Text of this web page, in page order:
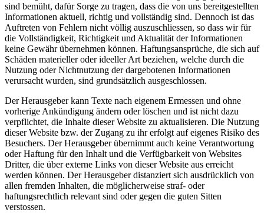
sind bemüht, dafür Sorge zu tragen, dass die von uns bereitgestellten
Informationen aktuell, richtig und vollständig sind. Dennoch ist das
Auftreten von Fehlern nicht völlig auszuschliessen, so dass wir für
die Vollständigkeit, Richtigkeit und Aktualität der Informationen
keine Gewähr übernehmen können. Haftungsansprüche, die sich auf
Schäden materieller oder ideeller Art beziehen, welche durch die
Nutzung oder Nichtnutzung der dargebotenen Informationen
verursacht wurden, sind grundsätzlich ausgeschlossen.
Der Herausgeber kann Texte nach eigenem Ermessen und ohne
vorherige Ankündigung ändern oder löschen und ist nicht dazu
verpflichtet, die Inhalte dieser Website zu aktualisieren. Die Nutzung
dieser Website bzw. der Zugang zu ihr erfolgt auf eigenes Risiko des
Besuchers. Der Herausgeber übernimmt auch keine Verantwortung
oder Haftung für den Inhalt und die Verfügbarkeit von Websites
Dritter, die über externe Links von dieser Website aus erreicht
werden können. Der Herausgeber distanziert sich ausdrücklich von
allen fremden Inhalten, die möglicherweise straf- oder
haftungsrechtlich relevant sind oder gegen die guten Sitten
verstossen.